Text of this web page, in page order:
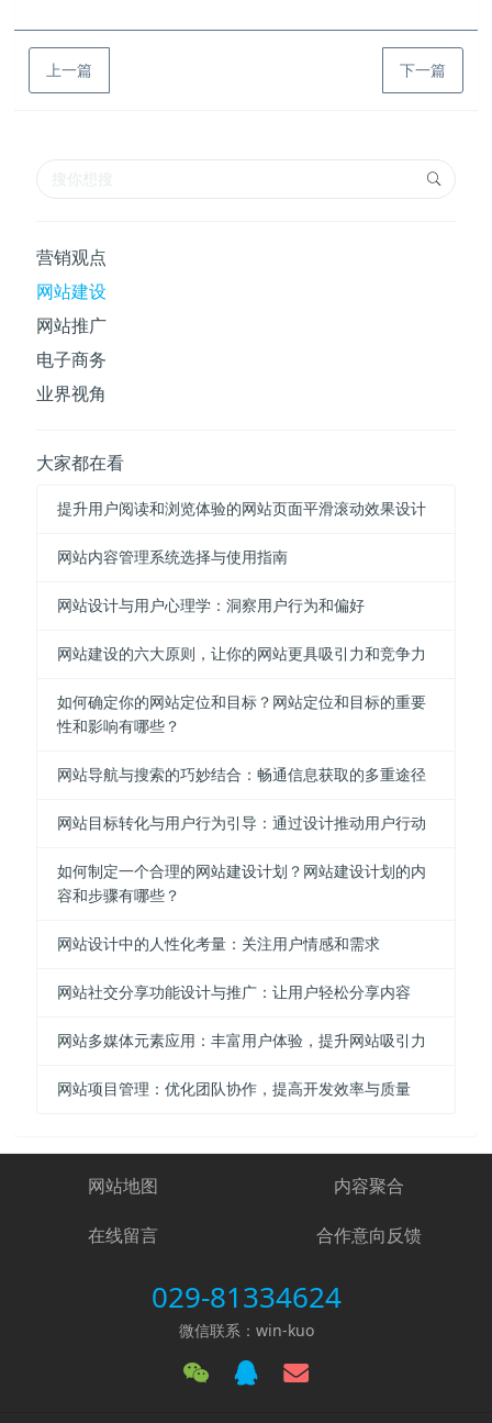
上一篇 下一篇
营销观点
网站建设
网站推广
电子商务
业界视角
大家都在看
提升用户阅读和浏览体验的网站页面平滑滚动效果设计
网站内容管理系统选择与使用指南
网站设计与用户心理学：洞察用户行为和偏好
网站建设的六大原则，让你的网站更具吸引力和竞争力
如何确定你的网站定位和目标？网站定位和目标的重要
性和影响有哪些？
网站导航与搜索的巧妙结合：畅通信息获取的多重途径
网站目标转化与用户行为引导：通过设计推动用户行动
如何制定一个合理的网站建设计划？网站建设计划的内
容和步骤有哪些？
网站设计中的人性化考量：关注用户情感和需求
网站社交分享功能设计与推广：让用户轻松分享内容
网站多媒体元素应用：丰富用户体验，提升网站吸引力
网站项目管理：优化团队协作，提高开发效率与质量
网站地图 内容聚合
在线留言 合作意向反馈
029-81334624
微信联系：win-kuo